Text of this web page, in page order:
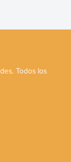
Todos los